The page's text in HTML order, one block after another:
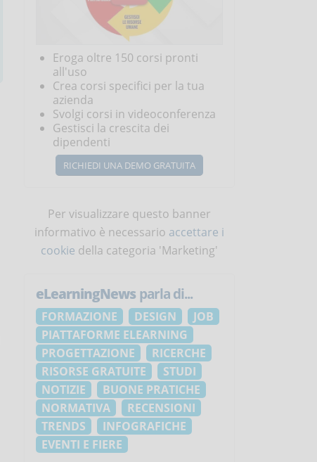
Eroga oltre 150 corsi pronti
all'uso
Crea corsi specifici per la tua
azienda
Svolgi corsi in videoconferenza
Gestisci la crescita dei
dipendenti
RICHIEDI UNA DEMO GRATUITA
Per visualizzare questo banner
informativo è necessario accettare i
cookie della categoria 'Marketing'
eLearningNews parla di...
FORMAZIONE DESIGN
JOB
PIATTAFORME ELEARNING
PROGETTAZIONE
RICERCHE
RISORSE GRATUITE
STUDI
NOTIZIE
BUONE PRATICHE
NORMATIVA
RECENSIONI
TRENDS
INFOGRAFICHE
EVENTI E FIERE